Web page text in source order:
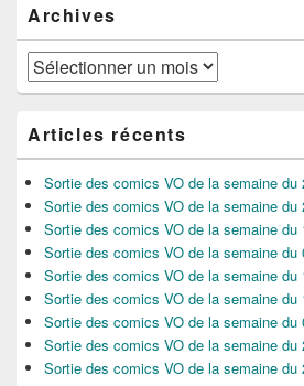
Archives
Archives
Articles récents
Sortie des comics VO de la semaine du
Sortie des comics VO de la semaine du
Sortie des comics VO de la semaine du
Sortie des comics VO de la semaine du
Sortie des comics VO de la semaine du
Sortie des comics VO de la semaine du
Sortie des comics VO de la semaine du
Sortie des comics VO de la semaine du
Sortie des comics VO de la semaine du